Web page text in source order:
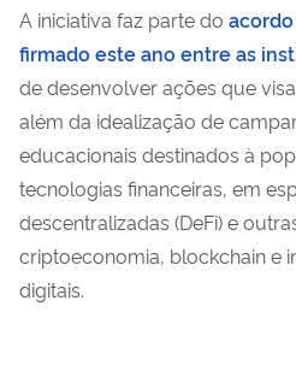
A iniciativa faz parte do
firmado este ano entre as
de desenvolver ações que
além da idealização de
educacionais destinados à
tecnologias financeiras, em
descentralizadas (DeFi) e
criptoeconomia, blockchain e
digitais.